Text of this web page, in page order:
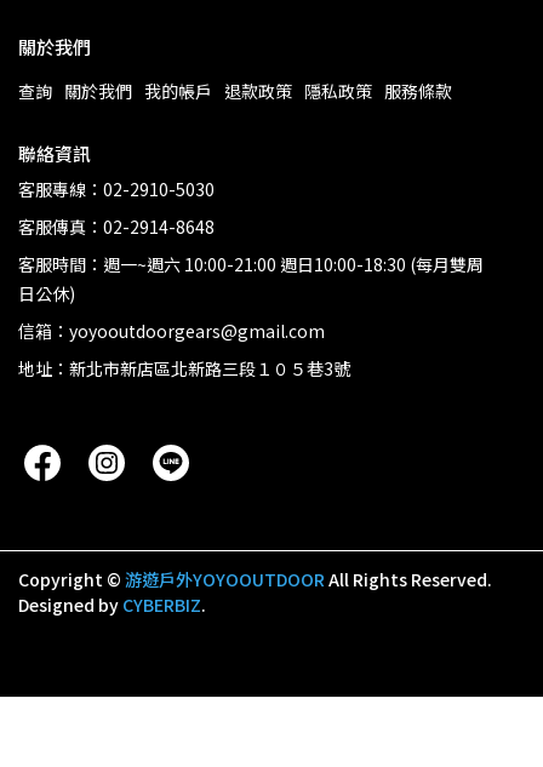
關於我們
查詢 關於我們 我的帳戶 退款政策 隱私政策 服務條款
聯絡資訊
客服專線：02-2910-5030
客服傳真：02-2914-8648
客服時間：週一~週六 10:00-21:00 週日10:00-18:30 (每月雙周
日公休)
信箱：yoyooutdoorgears@gmail.com
地址：新北市新店區北新路三段１０５巷3號
Copyright © 游遊戶外YOYOOUTDOORAll Rights Reserved.
Designed by CYBERBIZ.